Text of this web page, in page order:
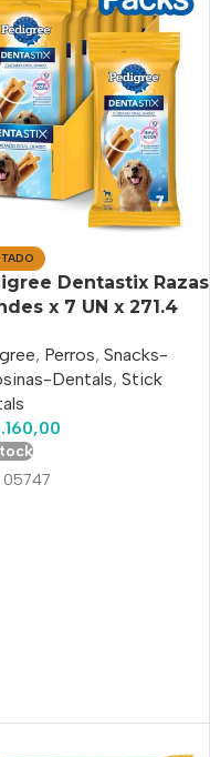
Dentastix Razas
x 7 UN x 271.4
, Perros, Snacks-
Dentals, Stick
05747